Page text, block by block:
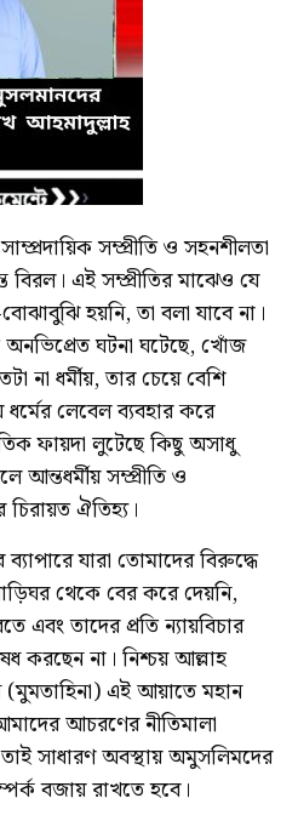
সম্প্রীতি ও সহনশীলতা
বিরল। এই সম্প্রীতির মাঝেও যে
হয়নি, তা বলা যাবে না।
ঘটনা ঘটেছে, খোঁজ
না ধর্মীয়, তার চেয়ে বেশি
লেবেল ব্যবহার করে
ফায়দা লুটেছে কিছু অসাধু
আন্তধর্মীয় সম্প্রীতি ও
চিরায়ত ঐতিহ্য।
যারা তোমাদের বিরুদ্ধে
থেকে বের করে দেয়নি,
এবং তাদের প্রতি ন্যায়বিচার
করছেন না। নিশ্চয় আল্লাহ
(মুমতাহিনা) এই আয়াতে মহান
আচরণের নীতিমালা
সাধারণ অবস্থায় অমুসলিমদের
বজায় রাখতে হবে।